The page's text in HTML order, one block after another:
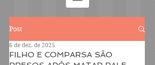
Post
FILHO E COMPARSA SÃO
6 de dez. de 2025